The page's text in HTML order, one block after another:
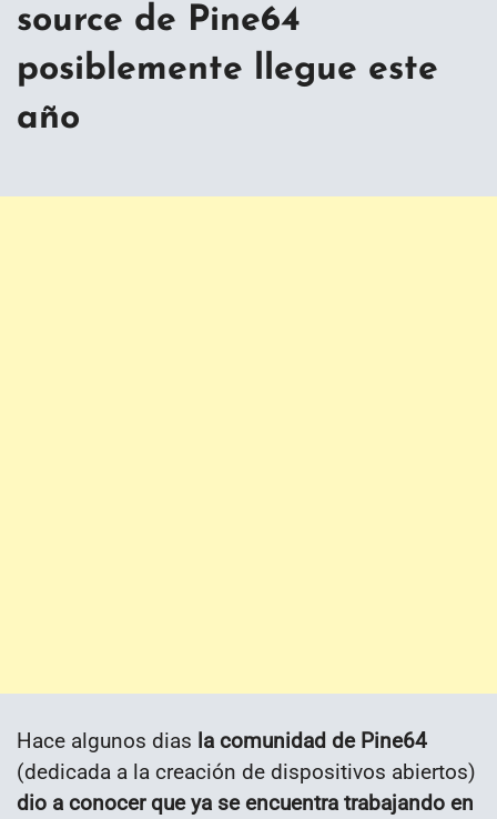
source de Pine64
posiblemente llegue este
año
Hace algunos dias la comunidad de Pine64
(dedicada a la creación de dispositivos abiertos)
dio a conocer que ya se encuentra trabajando en